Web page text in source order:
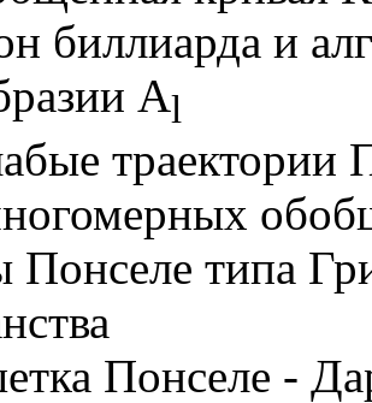
биллиарда и
Al
траектории
Понселе типа
Понселе -